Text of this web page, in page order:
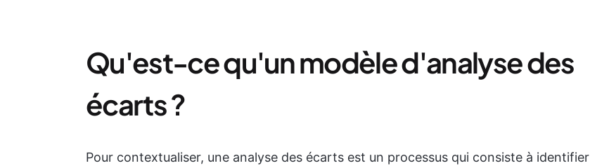
Qu'est-ce qu'un modèle d'analyse des
écarts ?
Pour contextualiser, une analyse des écarts est un processus qui consiste à identifier